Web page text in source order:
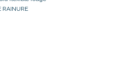
RAINURE